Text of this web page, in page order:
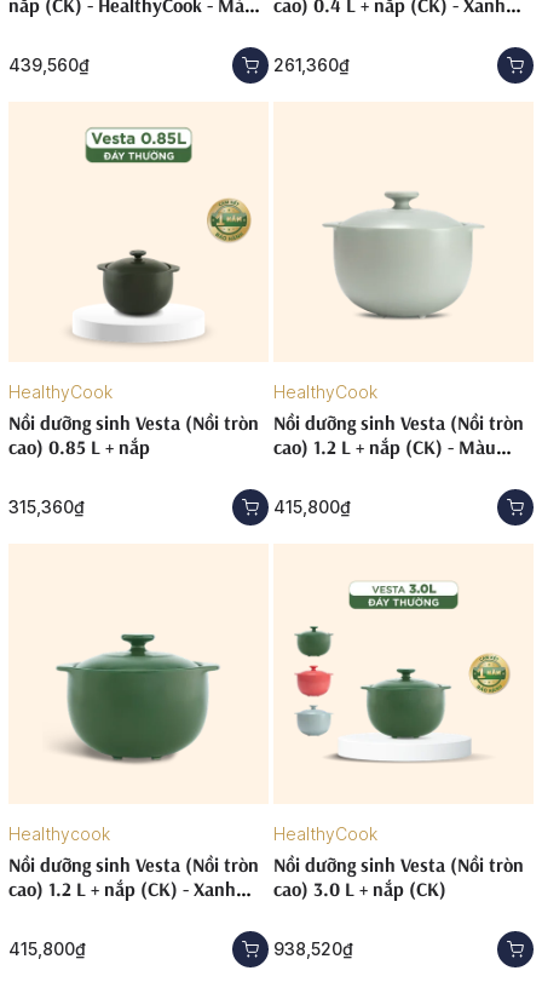
nắp (CK) - HealthyCook - Màu
439,560₫
cao) 0.4 L + nắp (CK) - Xanh
261,360₫
HealthyCook
Nồi dưỡng sinh Vesta (Nồi tròn
cao) 0.85 L + nắp
315,360₫
HealthyCook
Nồi dưỡng sinh Vesta (Nồi tròn
cao) 1.2 L + nắp (CK) - Màu
415,800₫
Healthycook
Nồi dưỡng sinh Vesta (Nồi tròn
cao) 1.2 L + nắp (CK) - Xanh
415,800₫
HealthyCook
Nồi dưỡng sinh Vesta (Nồi tròn
cao) 3.0 L + nắp (CK)
938,520₫